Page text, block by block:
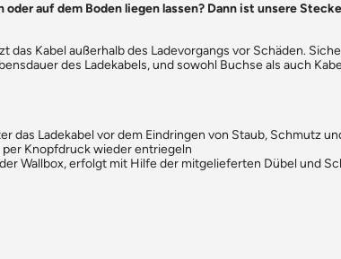
auf dem Boden liegen lassen? Dann ist unsere
das Kabel außerhalb des Ladevorgangs vor Schäden.
des Ladekabels, und sowohl Buchse als auch
Ladekabel vor dem Eindringen von Staub, Schmutz
Knopfdruck wieder entriegeln
Wallbox, erfolgt mit Hilfe der mitgelieferten Dübel und